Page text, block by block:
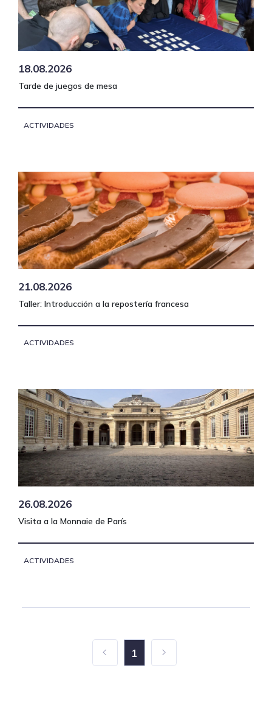
18.08.2026
Tarde de juegos de mesa
ACTIVIDADES
21.08.2026
Taller: Introducción a la repostería francesa
ACTIVIDADES
26.08.2026
Visita a la Monnaie de París
ACTIVIDADES
1